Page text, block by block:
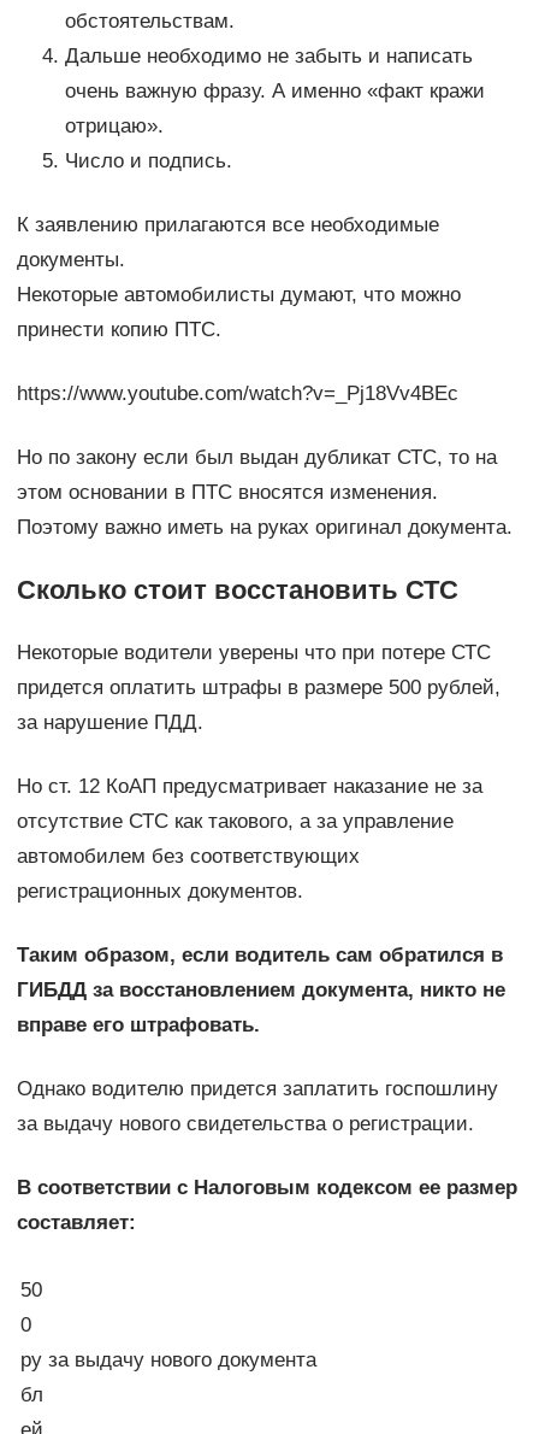
обстоятельствам.
Дальше необходимо не забыть и написать
очень важную фразу. А именно «факт кражи
отрицаю».
Число и подпись.
К заявлению прилагаются все необходимые
документы.
Некоторые автомобилисты думают, что можно
принести копию ПТС.
https://www.youtube.com/watch?v=_Pj18Vv4BEc
Но по закону если был выдан дубликат СТС, то на
этом основании в ПТС вносятся изменения.
Поэтому важно иметь на руках оригинал документа.
Сколько стоит восстановить СТС
Некоторые водители уверены что при потере СТС
придется оплатить штрафы в размере 500 рублей,
за нарушение ПДД.
Но ст. 12 КоАП предусматривает наказание не за
отсутствие СТС как такового, а за управление
автомобилем без соответствующих
регистрационных документов.
Таким образом, если водитель сам обратился в
ГИБДД за восстановлением документа, никто не
вправе его штрафовать.
Однако водителю придется заплатить госпошлину
за выдачу нового свидетельства о регистрации.
В соответствии с Налоговым кодексом ее размер
составляет:
50
0
ру
бл
за выдачу нового документа